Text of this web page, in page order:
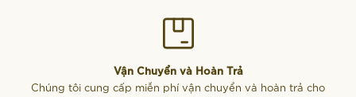
Vận Chuyển và Hoàn Trả
Chúng tôi cung cấp miễn phí vận chuyển và hoàn trả cho